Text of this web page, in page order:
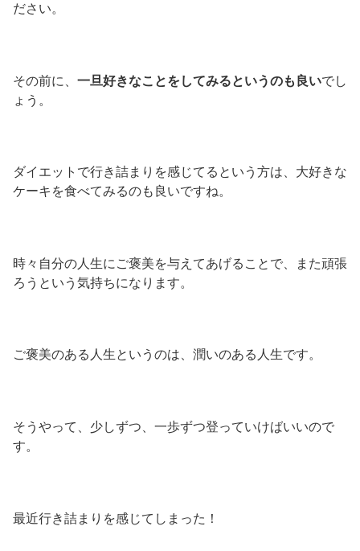
ださい。
その前に、 一旦好きなことをしてみるというのも良いでし
ょう。
ダイエットで行き詰まりを感じてるという方は、大好きな
ケーキを食べてみるのも良いですね。
時々自分の人生にご褒美を与えてあげることで、また頑張
ろうという気持ちになります。
ご褒美のある人生というのは、潤いのある人生です。
そうやって、少しずつ、一歩ずつ登っていけばいいので
す。
最近行き詰まりを感じてしまった！